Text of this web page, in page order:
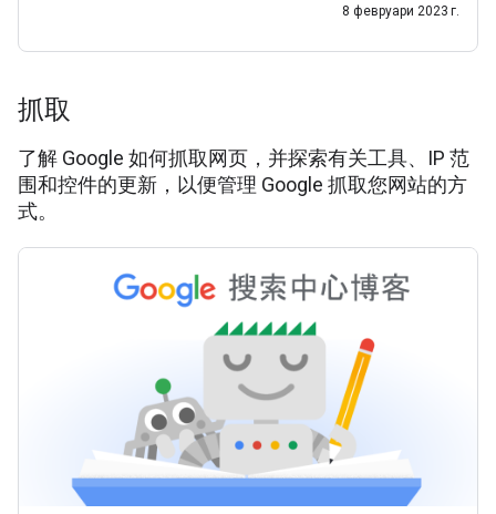
8 февруари 2023 г.
抓取
了解 Google 如何抓取网页，并探索有关工具、IP 范
围和控件的更新，以便管理 Google 抓取您网站的方
式。